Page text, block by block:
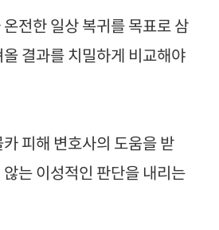
전한 일상 복귀를 목표로 삼
결과를 치밀하게 비교해야
피해 변호사의 도움을 받
는 이성적인 판단을 내리는